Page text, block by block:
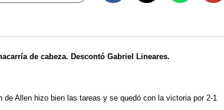
de cabeza. Descontó Gabriel Lineares.
Allen hizo bien las tareas y se quedó con la victoria por 2-1